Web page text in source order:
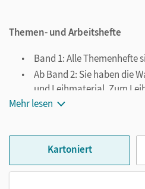
Themen- und Arbeitshefte
Band 1: Alle Themenhefte
Ab Band 2: Sie haben die
und Leihmaterial. Zum
erhältliche Arbeitshefte.
Strukturierte
Anregungen für
Mehr lesen
Kartoniert